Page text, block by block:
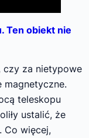
Ten obiekt nie
czy za nietypowe
teleskopu
ustalić, że
Co więcej,